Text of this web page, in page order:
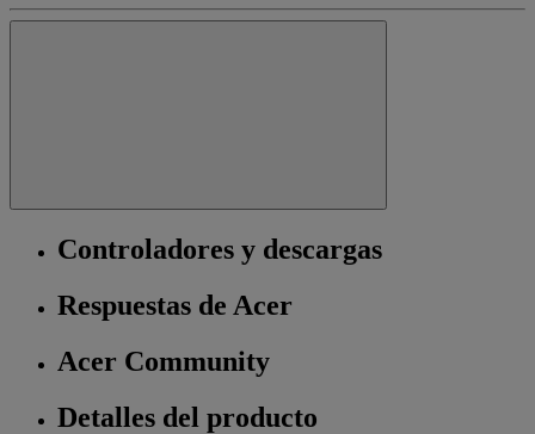
Controladores y descargas
Respuestas de Acer
Acer Community
Detalles del producto